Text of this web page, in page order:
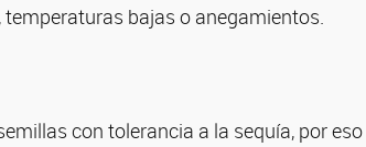
bajas o anegamientos.
con tolerancia a la sequía, por eso